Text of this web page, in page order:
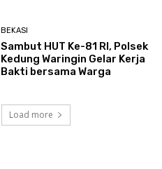
BEKASI
Sambut HUT Ke-81 RI, Polsek
Kedung Waringin Gelar Kerja
Bakti bersama Warga
Load more